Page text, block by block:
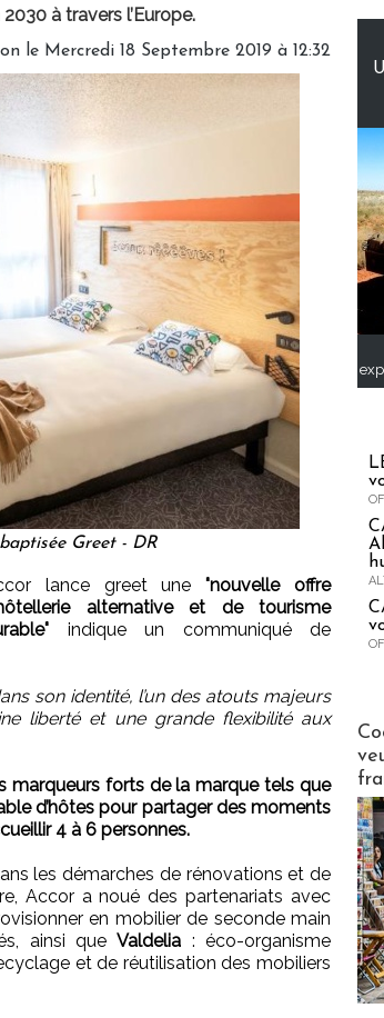
à travers l’Europe.
le Mercredi 18 Septembre 2019 à 12:32
Greet - DR
lance greet une"nouvelle offre
alternative et de tourisme
indique un communiqué de
son identité, l’un des atouts majeurs
liberté et une grande flexibilité aux
marqueurs forts de la marque tels que
d’hôtes pour partager des moments
4 à 6 personnes.
les démarches de rénovations et de
Accor a noué des partenariats avec
en mobilier de seconde main
ainsi queValdelia : éco-organisme
et de réutilisation des mobiliers